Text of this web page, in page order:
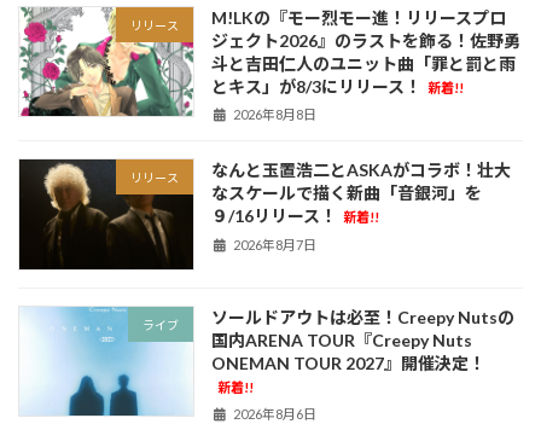
リリース
M!LKの『モー烈モー進！リリースプロ
ジェクト2026』のラストを飾る！佐野勇
斗と吉田仁人のユニット曲「罪と罰と雨
とキス」が8/3にリリース！
新着!!
2026年8月8日
リリース
なんと玉置浩二とASKAがコラボ！壮大
なスケールで描く新曲「音銀河」を
９/16リリース！
新着!!
2026年8月7日
ライブ
ソールドアウトは必至！Creepy Nutsの
国内ARENA TOUR『Creepy Nuts
ONEMAN TOUR 2027』開催決定！
新着!!
2026年8月6日